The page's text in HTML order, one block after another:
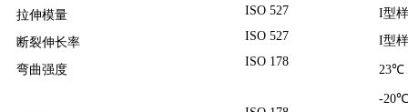
拉伸模量
断裂伸长率
弯曲强度
ISO 527
ISO 527
ISO 178
I型
I型
23℃
-20℃